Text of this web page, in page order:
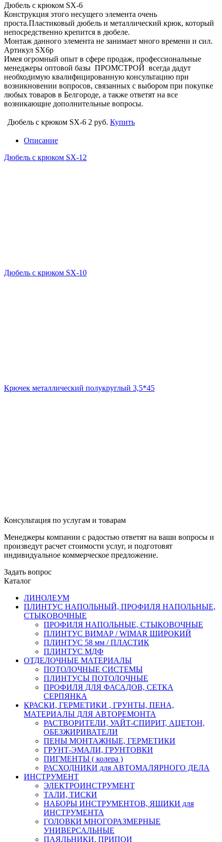
Дюбель с крюком SX-6
Конструкция этого несущего элемента очень
проста.Пластиковый дюбель и металлический крюк, который
непосредственно крепится в дюбеле.
Монтаж данного элемента не занимает много времени и сил.
Артикул SX6р
Имея огромный опыт в сфере продаж, профессиональные
менеджеры оптовой базы ПРОМСТРОЙ всегда дадут
необходимую квалифицированную консультацию при
возникновении вопросов, связанных с выбором при покупке
любых товаров в Белгороде, а также ответят на все
возникающие дополнительные вопросы.
Дюбель с крюком SX-6 2 руб. Купить
Описание
Дюбель с крюком SX-12
Дюбель с крюком SX-10
Крючек металлический полукруглый 3,5*45
Консультация по услугам и товарам
Менеджеры компании с радостью ответят на ваши вопросы и
произведут расчет стоимости услуг, и подготовят
индивидуальное коммерческое предложение.
Задать вопрос
Каталог
ЛИНОЛЕУМ
ПЛИНТУС НАПОЛЬНЫЙ, ПРОФИЛЯ НАПОЛЬНЫЕ,
СТЫКОВОЧНЫЕ
ПРОФИЛЯ НАПОЛЬНЫЕ, СТЫКОВОЧНЫЕ
ПЛИНТУС ВИМАР / WIMAR ШИРОКИЙ
ПЛИНТУС 58 мм / ПЛАСТИК
ПЛИНТУС МДФ
ОТДЕЛОЧНЫЕ МАТЕРИАЛЫ
ПОТОЛОЧНЫЕ СИСТЕМЫ
ПЛИНТУСЫ ПОТОЛОЧНЫЕ
ПРОФИЛЯ ДЛЯ ФАСАДОВ, СЕТКА
СЕРПЯНКА
КРАСКИ, ГЕРМЕТИКИ , ГРУНТЫ, ПЕНА,
МАТЕРИАЛЫ ДЛЯ АВТОРЕМОНТА
РАСТВОРИТЕЛИ, УАЙТ-СПИРИТ, АЦЕТОН,
ОБЕЗЖИРИВАТЕЛИ
ПЕНЫ МОНТАЖНЫЕ, ГЕРМЕТИКИ
ГРУНТ-ЭМАЛИ, ГРУНТОВКИ
ПИГМЕНТЫ ( колера )
РАСХОДНИКИ для АВТОМАЛЯРНОГО ДЕЛА
ИНСТРУМЕНТ
ЭЛЕКТРОИНСТРУМЕНТ
ТАЛИ, ТИСКИ
НАБОРЫ ИНСТРУМЕНТОВ, ЯЩИКИ для
ИНСТРУМЕНТА
ГОЛОВКИ МНОГОРАЗМЕРНЫЕ
УНИВЕРСАЛЬНЫЕ
ПАЯЛЬНИКИ, ПРИПОИ